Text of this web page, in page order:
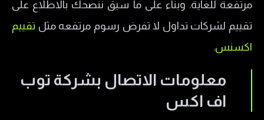
مرتفعة للغاية. وبناء على ما سبق ننصحك بالاطلاع على
تقييم لشركات تداول لا تفرض رسوم مرتفعه مثل تقييم
اكسنس.
معلومات الاتصال بشركة توب
اف اكس